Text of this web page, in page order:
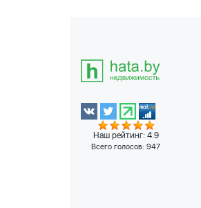
Наш рейтинг: 4.9
Всего голосов: 947